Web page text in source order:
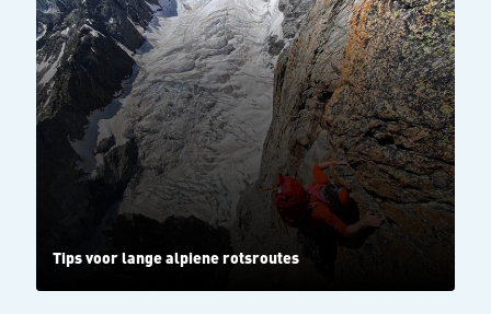
Tips voor lange alpiene rotsroutes